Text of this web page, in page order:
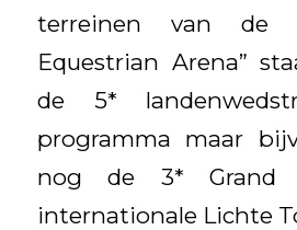
terreinen van de
Equestrian Arena”
de 5*
programma maar
nog de 3*
internationale Lichte